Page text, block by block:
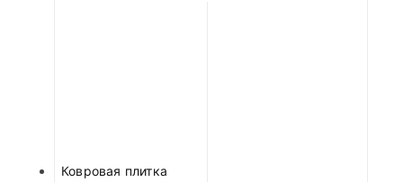
Ковровая плитка